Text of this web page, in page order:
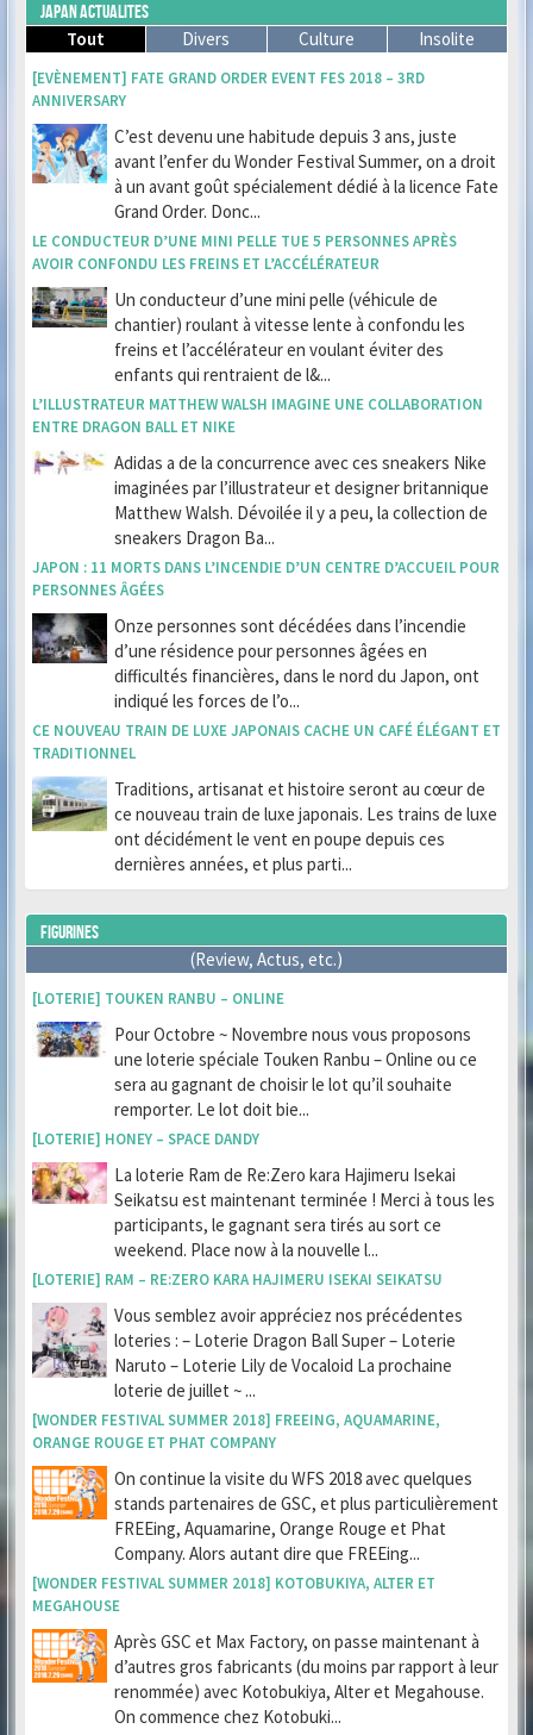
JAPAN ACTUALITES
Tout
Divers Culture Insolite
[EVÈNEMENT] FATE GRAND ORDER EVENT FES 2018 – 3RD
ANNIVERSARY
C’est devenu une habitude depuis 3 ans, juste
avant l’enfer du Wonder Festival Summer, on a droit
à un avant goût spécialement dédié à la licence Fate
Grand Order. Donc...
LE CONDUCTEUR D’UNE MINI PELLE TUE 5 PERSONNES APRÈS
AVOIR CONFONDU LES FREINS ET L’ACCÉLÉRATEUR
Un conducteur d’une mini pelle (véhicule de
chantier) roulant à vitesse lente à confondu les
freins et l’accélérateur en voulant éviter des
enfants qui rentraient de l&...
L’ILLUSTRATEUR MATTHEW WALSH IMAGINE UNE COLLABORATION
ENTRE DRAGON BALL ET NIKE
Adidas a de la concurrence avec ces sneakers Nike
imaginées par l’illustrateur et designer britannique
Matthew Walsh. Dévoilée il y a peu, la collection de
sneakers Dragon Ba...
JAPON : 11 MORTS DANS L’INCENDIE D’UN CENTRE D’ACCUEIL POUR
PERSONNES ÂGÉES
Onze personnes sont décédées dans l’incendie
d’une résidence pour personnes âgées en
difficultés financières, dans le nord du Japon, ont
indiqué les forces de l’o...
CE NOUVEAU TRAIN DE LUXE JAPONAIS CACHE UN CAFÉ ÉLÉGANT ET
TRADITIONNEL
Traditions, artisanat et histoire seront au cœur de
ce nouveau train de luxe japonais. Les trains de luxe
ont décidément le vent en poupe depuis ces
dernières années, et plus parti...
FIGURINES
(Review, Actus, etc.)
[LOTERIE] TOUKEN RANBU – ONLINE
Pour Octobre ~ Novembre nous vous proposons
une loterie spéciale Touken Ranbu – Online ou ce
sera au gagnant de choisir le lot qu’il souhaite
remporter. Le lot doit bie...
[LOTERIE] HONEY – SPACE DANDY
La loterie Ram de Re:Zero kara Hajimeru Isekai
Seikatsu est maintenant terminée ! Merci à tous les
participants, le gagnant sera tirés au sort ce
weekend. Place now à la nouvelle l...
[LOTERIE] RAM – RE:ZERO KARA HAJIMERU ISEKAI SEIKATSU
Vous semblez avoir appréciez nos précédentes
loteries : – Loterie Dragon Ball Super – Loterie
Naruto – Loterie Lily de Vocaloid La prochaine
loterie de juillet ~ ...
[WONDER FESTIVAL SUMMER 2018] FREEING, AQUAMARINE,
ORANGE ROUGE ET PHAT COMPANY
On continue la visite du WFS 2018 avec quelques
stands partenaires de GSC, et plus particulièrement
FREEing, Aquamarine, Orange Rouge et Phat
Company. Alors autant dire que FREEing...
[WONDER FESTIVAL SUMMER 2018] KOTOBUKIYA, ALTER ET
MEGAHOUSE
Après GSC et Max Factory, on passe maintenant à
d’autres gros fabricants (du moins par rapport à leur
renommée) avec Kotobukiya, Alter et Megahouse.
On commence chez Kotobuki...